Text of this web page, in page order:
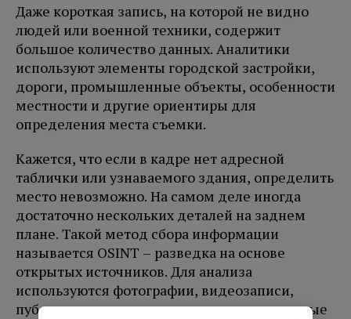
Даже короткая запись, на которой не видно
людей или военной техники, содержит
большое количество данных. Аналитики
используют элементы городской застройки,
дороги, промышленные объекты, особенности
местности и другие ориентиры для
определения места съемки.
Кажется, что если в кадре нет адресной
таблички или узнаваемого здания, определить
место невозможно. На самом деле иногда
достаточно нескольких деталей на заднем
плане. Такой метод сбора информации
называется OSINT – разведка на основе
открытых источников. Для анализа
используются фотографии, видеозаписи,
публикации в социальных сетях, спутниковые